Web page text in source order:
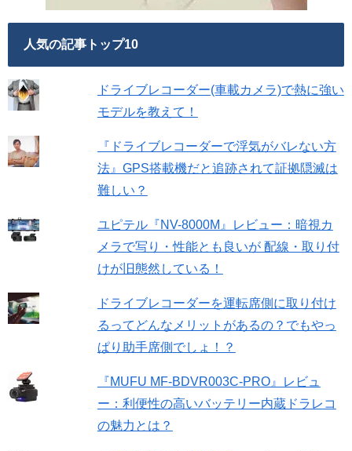
人気の記事トップ10
ドライブレコーダー(車載カメラ)で熱に強い
モデルを教えて！
『ドライブレコーダーで浮気がバレない方
法』GPS搭載機だと追跡されて証拠隠滅は
難しい？
ユピテル『NV-8000M』レビュー：暗視カ
メラで写り・性能とも良いが 配線・取り付
けが旧態然している！
ドライブレコーダーを運転席側に取り付け
るってどんなメリットがあるの？でもやっ
ぱり助手席側でしょ！？
『MUFU MF-BDVR003C-PRO』レビュ
ー：利便性の高いバッテリー内蔵ドラレコ
の魅力とは？